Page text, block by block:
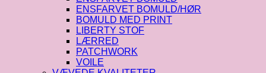
ENSFARVET BOMULD/HØR
BOMULD MED PRINT
LIBERTY STOF
LÆRRED
PATCHWORK
VOILE